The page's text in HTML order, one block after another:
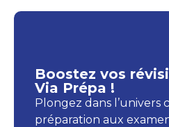
Boostez vos
Via Prépa !
Plongez dans l’univers
préparation aux